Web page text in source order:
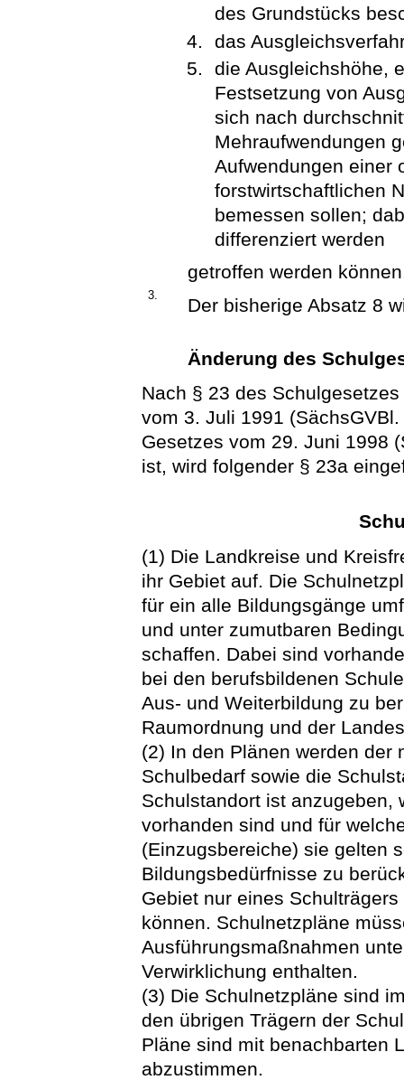
des Grundstücks
das
die Ausgleichshöhe,
Festsetzung von
sich nach
Mehraufwendungen
Aufwendungen einer
forstwirtschaftlichen
bemessen sollen;
differenziert werden
getroffen werden
3. Der bisherige Absatz 8
Änderung des
Nach § 23 des
vom 3. Juli 1991
Gesetzes vom 29. Juni 1998
ist, wird folgender § 23a
(1) Die Landkreise und
ihr Gebiet auf. Die
für ein alle Bildungsgänge
und unter zumutbaren
schaffen. Dabei sind
bei den berufsbildenen
Aus- und Weiterbildung zu
Raumordnung und der
(2) In den Plänen werden der
Schulbedarf sowie die
Schulstandort ist anzugeben,
vorhanden sind und für
(Einzugsbereiche) sie gelten
Bildungsbedürfnisse zu
Gebiet nur eines
können. Schulnetzpläne
Ausführungsmaßnahmen
Verwirklichung enthalten.
(3) Die Schulnetzpläne sind
den übrigen Trägern der
Pläne sind mit benachbarten
abzustimmen.